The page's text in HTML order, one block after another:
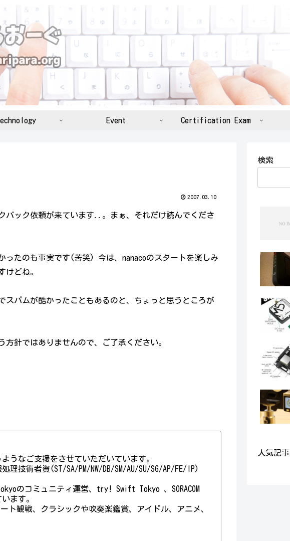
Event Certification Exam
2007.03.10
バック依頼が来ています..。まぁ、それだけ読んでくださ
ったのも事実です(苦笑) 今は、nanacoのスタートを楽しみ
けどね。
パムが酷かったこともあるのと、ちょっと思うところが
針ではありませんので、ご了承ください。
うなご支援をさせていただいています。
理技術者資(ST/SA/PM/NW/DB/SM/AU/SU/SG/AP/FE/IP)
のコミュニティ運営、try! Swift Tokyo 、SORACOM
ます。
ト観戦、クラシックや吹奏楽鑑賞、アイドル、アニメ、
検索
人気記